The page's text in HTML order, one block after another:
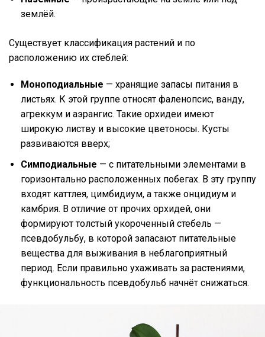
землёй.
Существует классификация растений и по
расположению их стеблей:
Моноподиальные — хранящие запасы питания в
листьях. К этой группе относят фаленопсис, ванду,
агреккум и аэрангис. Такие орхидеи имеют
широкую листву и высокие цветоносы. Кусты
развиваются вверх;
Симподиальные — с питательными элементами в
горизонтально расположенных побегах. В эту группу
входят каттлея, цимбидиум, а также онцидиум и
камбрия. В отличие от прочих орхидей, они
формируют толстый укороченный стебель —
псевдобульбу, в которой запасают питательные
вещества для выживания в неблагоприятный
период. Если правильно ухаживать за растениями,
функциональность псевдобульб начнёт снижаться.